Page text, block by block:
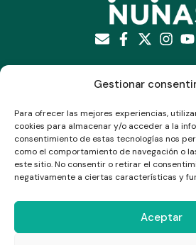
Gestionar
Para ofrecer las mejores experiencias,
cookies para almacenar y/o acceder a la
consentimiento de estas tecnologías nos
como el comportamiento de navegación o
este sitio. No consentir o retirar el
negativamente a ciertas características y
Aceptar
Enviar